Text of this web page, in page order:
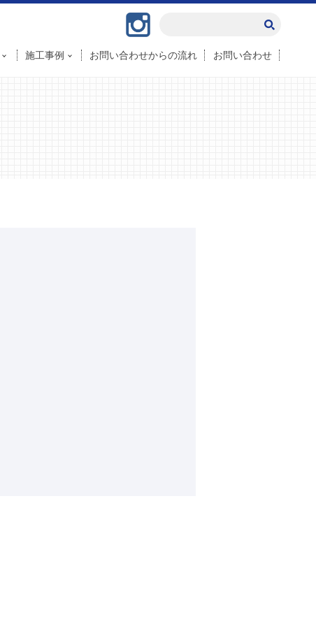
施工事例 お問い合わせからの流れ お問い合わせ